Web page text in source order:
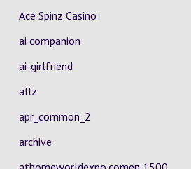
Ace Spinz Casino
ai companion
ai-girlfriend
allz
apr_common_2
archive